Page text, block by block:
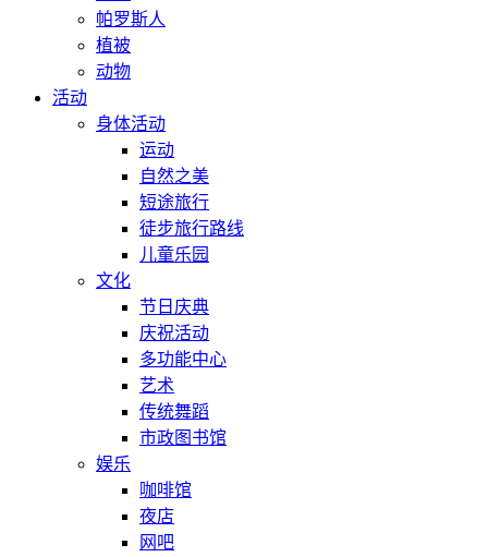
帕罗斯人
植被
动物
活动
身体活动
运动
自然之美
短途旅行
徒步旅行路线
儿童乐园
文化
节日庆典
庆祝活动
多功能中心
艺术
传统舞蹈
市政图书馆
娱乐
咖啡馆
夜店
网吧